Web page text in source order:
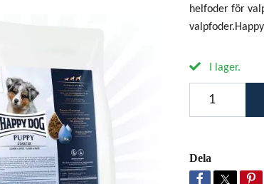
helfoder för
I lager.
Dela